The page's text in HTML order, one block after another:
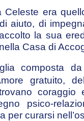
era
aiuto, di
la sua
Casa di
composta
gratuito,
psico-
per curarsi